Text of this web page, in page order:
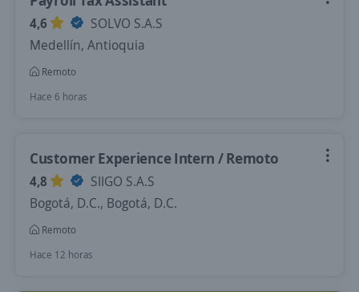
4,6
SOLVO S.A.S
Medellín, Antioquia
Remoto
Hace 6 horas
Customer Experience Intern / Remoto
4,8
SIIGO S.A.S
Bogotá, D.C., Bogotá, D.C.
Remoto
Hace 12 horas